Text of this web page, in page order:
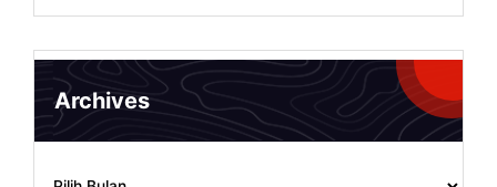
Archives